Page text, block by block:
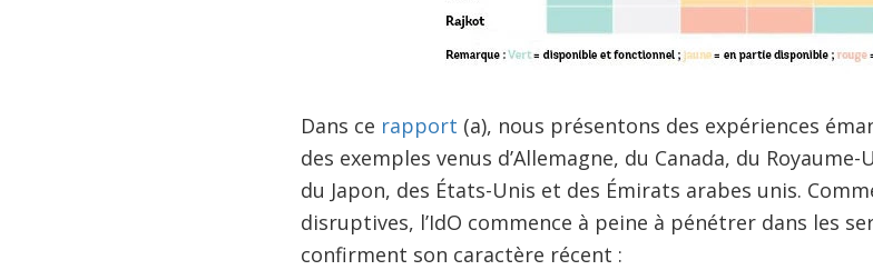
Dans ce rapport (a), nous présentons des expériences
des exemples venus d’Allemagne, du Canada, du Royaume-
du Japon, des États-Unis et des Émirats arabes unis.
disruptives, l’IdO commence à peine à pénétrer dans les
confirment son caractère récent :